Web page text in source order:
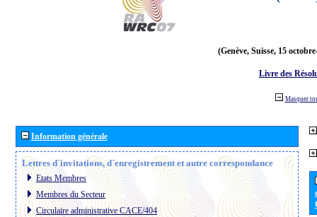
(Genève, Suisse, 15
Livre des
Masquer
Information générale
Lettres d´invitations, d´enregistrement et autre correspondance
Etats Membres
Membres du Secteur
Circulaire administrative CACE/404